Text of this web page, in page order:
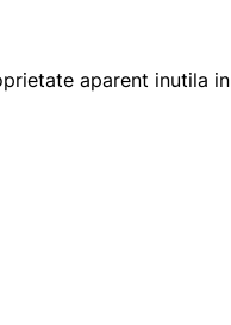
aparent inutila in